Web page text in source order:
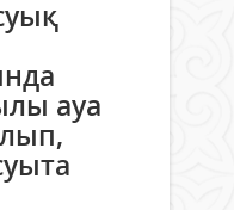
ауа